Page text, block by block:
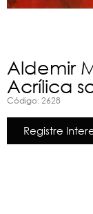
Aldemir
Acrílica
Código: 2628
Registre